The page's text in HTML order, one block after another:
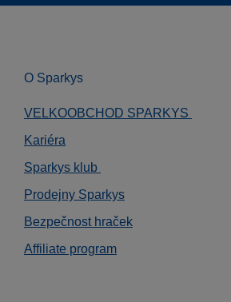
O Sparkys
VELKOOBCHOD SPARKYS
Kariéra
Sparkys klub
Prodejny Sparkys
Bezpečnost hraček
Affiliate program